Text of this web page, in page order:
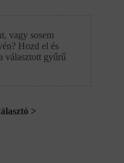
vagy sosem
Hozd el és
választott gyűrű
>